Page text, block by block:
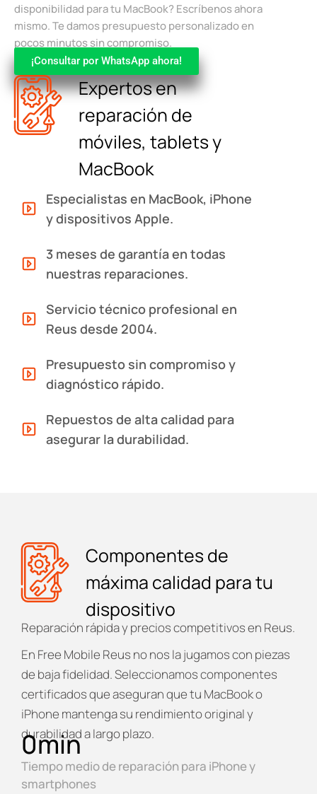
disponibilidad para tu MacBook? Escríbenos ahora
mismo. Te damos presupuesto personalizado en
pocos minutos sin compromiso.
¡Consultar por WhatsApp ahora!
Expertos en
reparación de
móviles, tablets y
MacBook
Especialistas en MacBook, iPhone
y dispositivos Apple.
3 meses de garantía en todas
nuestras reparaciones.
Servicio técnico profesional en
Reus desde 2004.
Presupuesto sin compromiso y
diagnóstico rápido.
Repuestos de alta calidad para
asegurar la durabilidad.
Componentes de
máxima calidad para tu
dispositivo
Reparación rápida y precios competitivos en Reus.
En Free Mobile Reus no nos la jugamos con piezas
de baja fidelidad. Seleccionamos componentes
certificados que aseguran que tu MacBook o
iPhone mantenga su rendimiento original y
durabilidad a largo plazo.
Tiempo medio de reparación para iPhone y
smartphones
0min